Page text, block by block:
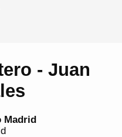
- Juan
Madrid